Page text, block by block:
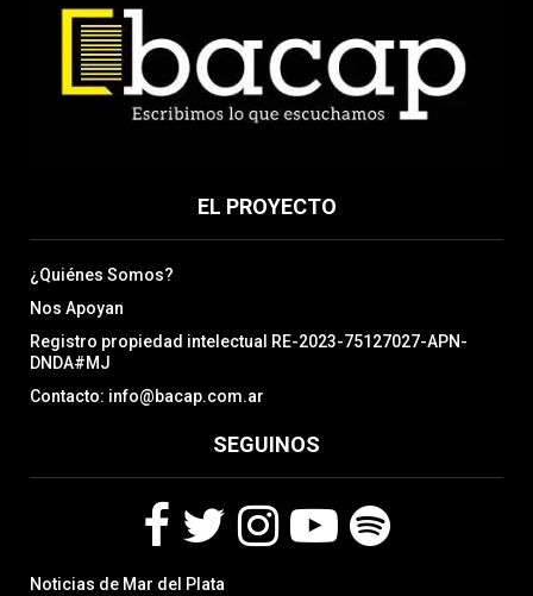
EL PROYECTO
¿Quiénes Somos?
Nos Apoyan
Registro propiedad intelectual RE-2023-75127027-APN-
DNDA#MJ
Contacto: info@bacap.com.ar
SEGUINOS
a
w
Noticias de Mar del Plata